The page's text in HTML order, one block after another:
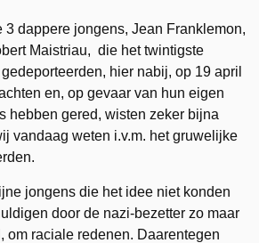
3 dappere jongens, Jean Franklemon,
Maistriau, die het twintigste
hier nabij, op 19 april
en, op gevaar van hun eigen
hebben gered, wisten zeker bijna
vandaag weten i.v.m. het gruwelijke
jongens die het idee niet konden
door de nazi-bezetter zo maar
om raciale redenen. Daarentegen